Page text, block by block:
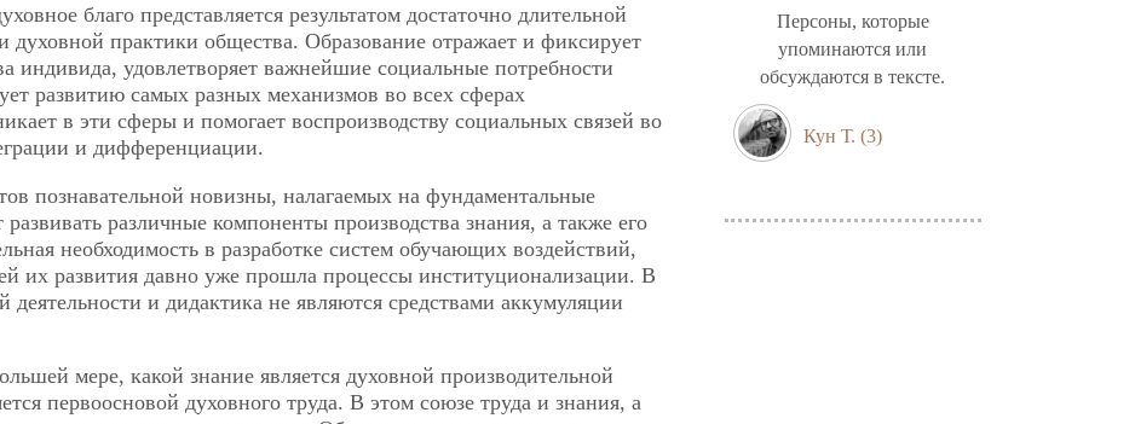
благо представляется результатом достаточно длительной
духовной практики общества. Образование отражает и фиксирует
индивида, удовлетворяет важнейшие социальные потребности
развитию самых разных механизмов во всех сферах
в эти сферы и помогает воспроизводству социальных связей во
и дифференциации.
познавательной новизны, налагаемых на фундаментальные
различные компоненты производства знания, а также его
необходимость в разработке систем обучающих воздействий,
их развития давно уже прошла процессы институционализации. В
деятельности и дидактика не являются средствами аккумуляции
мере, какой знание является духовной производительной
первоосновой духовного труда. В этом союзе труда и знания, а
Персоны, которые
упоминаются или
обсуждаются в тексте.
Кун Т. (3)